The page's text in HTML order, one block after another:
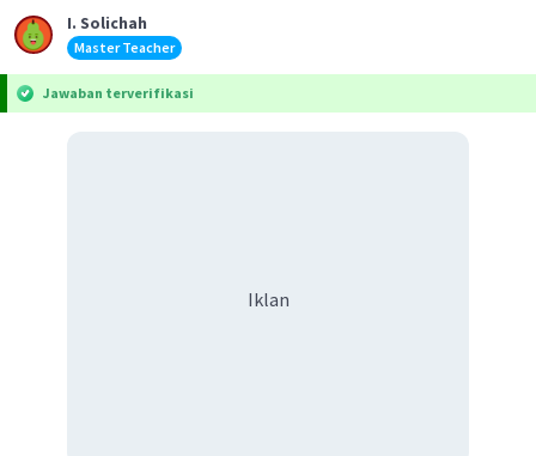
I. Solichah
Master Teacher
Jawaban terverifikasi
Iklan